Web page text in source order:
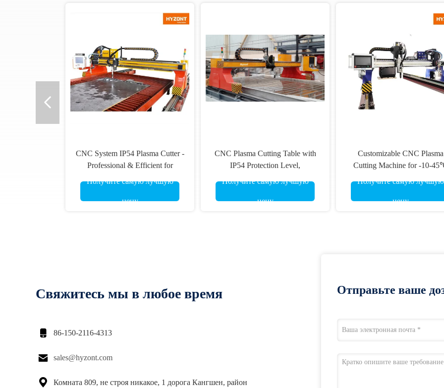
CNC System IP54 Plasma Cutter -
Professional & Efficient for
Получите самую лучшую
цену
CNC Plasma Cutting Table with
IP54 Protection Level,
Получите самую лучшую
цену
Customizable CNC Plasma
Cutting Machine for -10-
Получите самую лучшую
цену
Свяжитесь мы в любое время
 86-150-2116-4313
 sales@hyzont.com
 Комната 809, не строя никакое, 1 дорога Кангшен, район
Отправьте ваше